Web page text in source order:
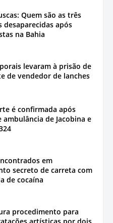
Quem são as três
desaparecidas após
na Bahia
levaram à prisão de
de vendedor de lanches
é confirmada após
de Jacobina e
em
secreto de carreta com
de cocaína
procedimento para